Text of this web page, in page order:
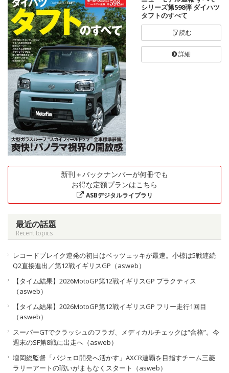
シリーズ第598弾 ダイハツ
タフトのすべて
読む
詳細
新刊＋バックナンバーが何冊でも
お得な定額プランはこちら
ASBデジタルライブラリ
最近の話題
Recent topics
レコードブレイク連発の初日はベッツェッキが最速。小椋は5戦連続
Q2直接進出／第12戦イギリスGP（asweb）
【タイム結果】2026MotoGP第12戦イギリスGP プラクティス
（asweb）
【タイム結果】2026MotoGP第12戦イギリスGP フリー走行1回目
（asweb）
スーパーGTでクラッシュのフラガ、メディカルチェックは“合格”。今
週末のSF第8戦に出走へ（asweb）
増岡総監督「パジェロ開発へ活かす」AXCR連覇を目指すチーム三菱
ラリーアートの戦いがまもなくスタート（asweb）